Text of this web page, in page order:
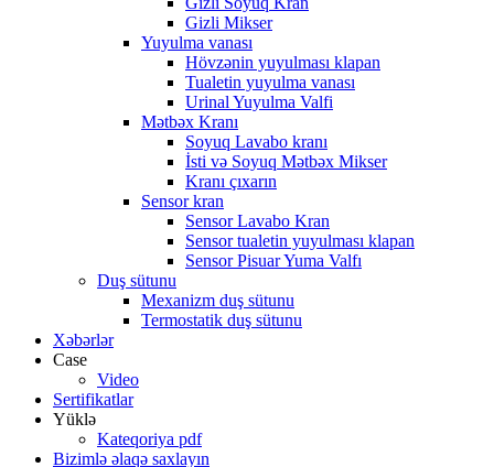
Gizli Mikser
Yuyulma vanası
Hövzənin yuyulması klapan
Tualetin yuyulma vanası
Urinal Yuyulma Valfi
Mətbəx Kranı
Soyuq Lavabo kranı
İsti və Soyuq Mətbəx Mikser
Kranı çıxarın
Sensor kran
Sensor Lavabo Kran
Sensor tualetin yuyulması klapan
Sensor Pisuar Yuma Valfı
Duş sütunu
Mexanizm duş sütunu
Termostatik duş sütunu
Xəbərlər
Case
Video
Sertifikatlar
Yüklə
Kateqoriya pdf
Bizimlə əlaqə saxlayın